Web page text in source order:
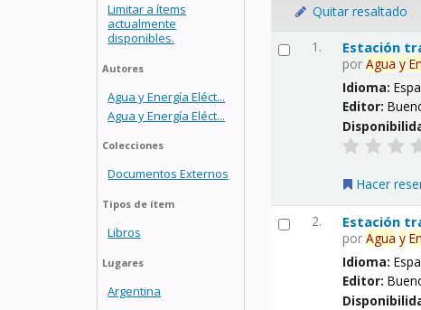
Limitar a ítems
actualmente
disponibles.
Autores
Agua y Energía Eléct...
Agua y Energía Eléct...
Colecciones
Documentos Externos
Tipos de ítem
Libros
Lugares
Argentina
Quitar resaltado
1. Estación
porAgua y
Idioma:
Editor:
Hacer
2. Estación
porAgua y
Idioma:
Editor: